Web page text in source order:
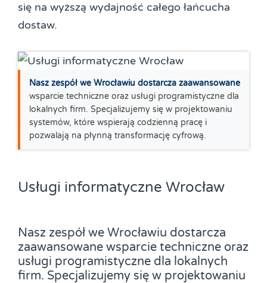
się na wyższą wydajność całego łańcucha
dostaw.
Nasz zespół we Wrocławiu dostarcza zaawansowane
wsparcie techniczne oraz usługi programistyczne dla
lokalnych firm. Specjalizujemy się w projektowaniu
systemów, które wspierają codzienną pracę i
pozwalają na płynną transformację cyfrową.
Usługi informatyczne Wrocław
Nasz zespół we Wrocławiu dostarcza
zaawansowane wsparcie techniczne oraz
usługi programistyczne dla lokalnych
firm. Specjalizujemy się w projektowaniu